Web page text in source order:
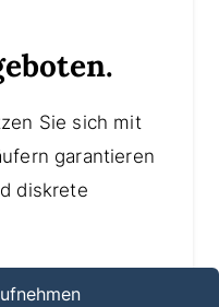
Sie sich mit
garantieren
diskrete